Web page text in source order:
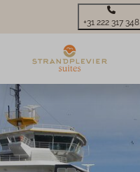
+31 222 317 348